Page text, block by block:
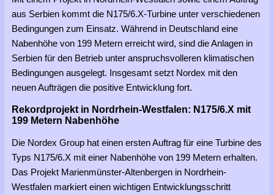
aus Serbien kommt die N175/6.X-Turbine unter verschiedenen
Bedingungen zum Einsatz. Während in Deutschland eine
Nabenhöhe von 199 Metern erreicht wird, sind die Anlagen in
Serbien für den Betrieb unter anspruchsvolleren klimatischen
Bedingungen ausgelegt. Insgesamt setzt Nordex mit den
neuen Aufträgen die positive Entwicklung fort.
Rekordprojekt in Nordrhein-Westfalen: N175/6.X mit
199 Metern Nabenhöhe
Die Nordex Group hat einen ersten Auftrag für eine Turbine des
Typs N175/6.X mit einer Nabenhöhe von 199 Metern erhalten.
Das Projekt Marienmünster-Altenbergen in Nordrhein-
Westfalen markiert einen wichtigen Entwicklungsschritt